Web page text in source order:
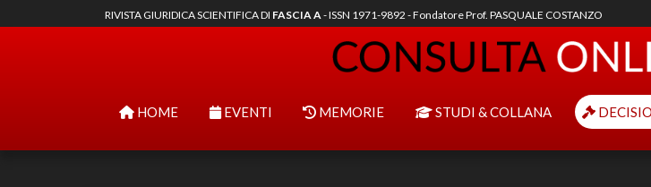
RIVISTA GIURIDICA SCIENTIFICA DI FASCIA A- ISSN 1971-9892 - Fondatore Prof. PASQUALE COSTANZO
HOME EVENTI MEMORIE STUDI & COLLANA